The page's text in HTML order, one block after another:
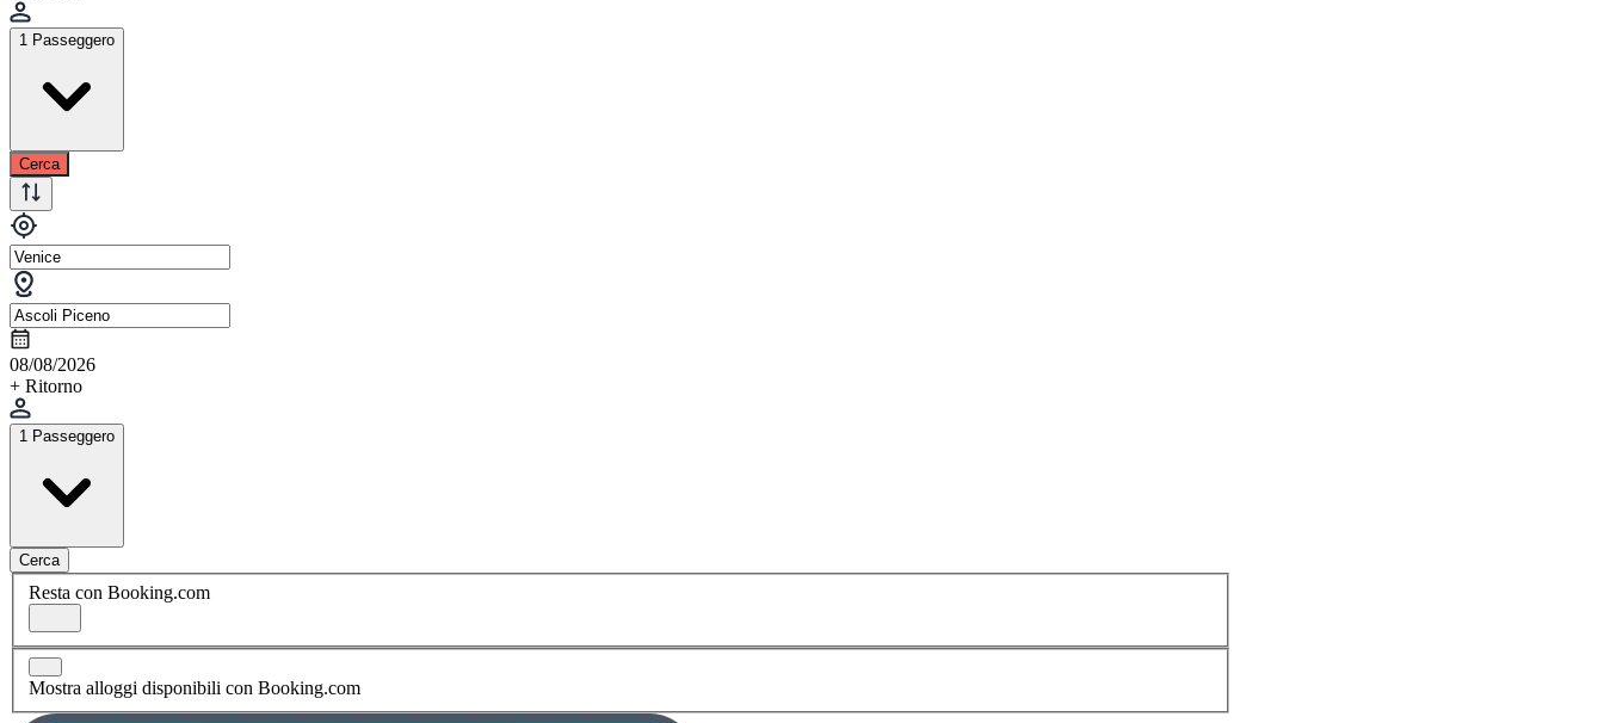
1 Passeggero
Cerca
08/08/2026
+ Ritorno
1 Passeggero
Cerca
Resta con Booking.com
Mostra alloggi disponibili con Booking.com